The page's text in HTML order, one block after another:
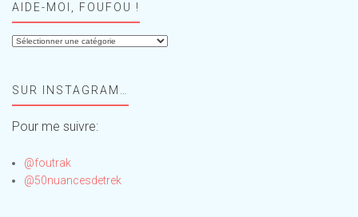
AIDE-MOI, FOUFOU !
Aide-
!SUR INSTAGRAM…
Pour me suivre:
@foutrak
@50nuancesdetrek